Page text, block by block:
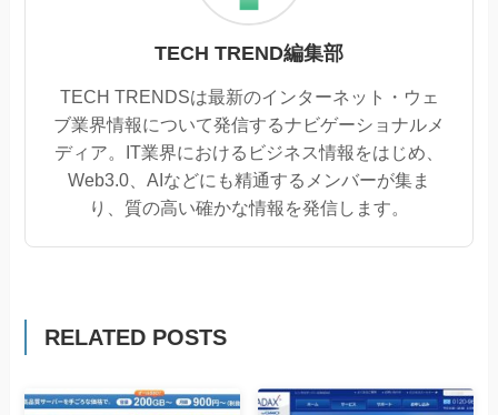
TECH TREND編集部
TECH TRENDSは最新のインターネット・ウェ
ブ業界情報について発信するナビゲーショナルメ
ディア。IT業界におけるビジネス情報をはじめ、
Web3.0、AIなどにも精通するメンバーが集ま
り、質の高い確かな情報を発信します。
RELATED POSTS